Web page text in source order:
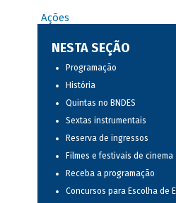
Ações
NESTA SEÇÃO
Programação
História
Quintas no BNDES
Sextas instrumentais
Reserva de ingressos
Filmes e festivais de cinema
Receba a programação
Concursos para Escolha de